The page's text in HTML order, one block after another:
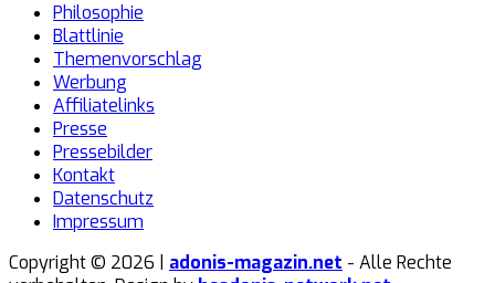
Philosophie
Blattlinie
Themenvorschlag
Werbung
Affiliatelinks
Presse
Pressebilder
Kontakt
Datenschutz
Impressum
Copyright © 2026 | adonis-magazin.net - Alle Rechte